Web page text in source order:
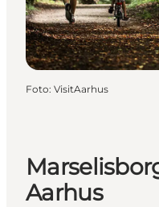
Foto: VisitAarhus
Aarhus